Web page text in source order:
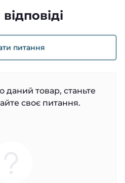
питання
даний товар, станьте
своє питання.